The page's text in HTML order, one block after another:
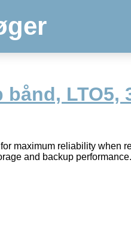
bånd, LTO5,
maximum reliability when
and backup